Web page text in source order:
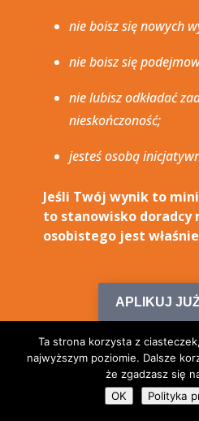
nie boisz się nowych
nie boisz się
nie lubisz odkładać
nieskończoność;
jesteś osobą
Jeśli Twój wynik to
to stanowisko doradcy
osobistego jest
APLIKUJ
Ta strona korzysta z
najwyższym poziomie. Dalsze
że zgadzasz się
OK
Polityka